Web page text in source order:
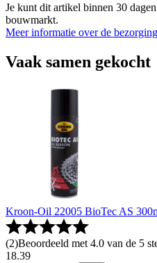
Je kunt dit artikel binnen 30
bouwmarkt.
Meer informatie over de bezorging
Vaak samen gekocht
Kroon-Oil 22005 BioTec AS
(2)Beoordeeld met 4.0 van de 5
18.39